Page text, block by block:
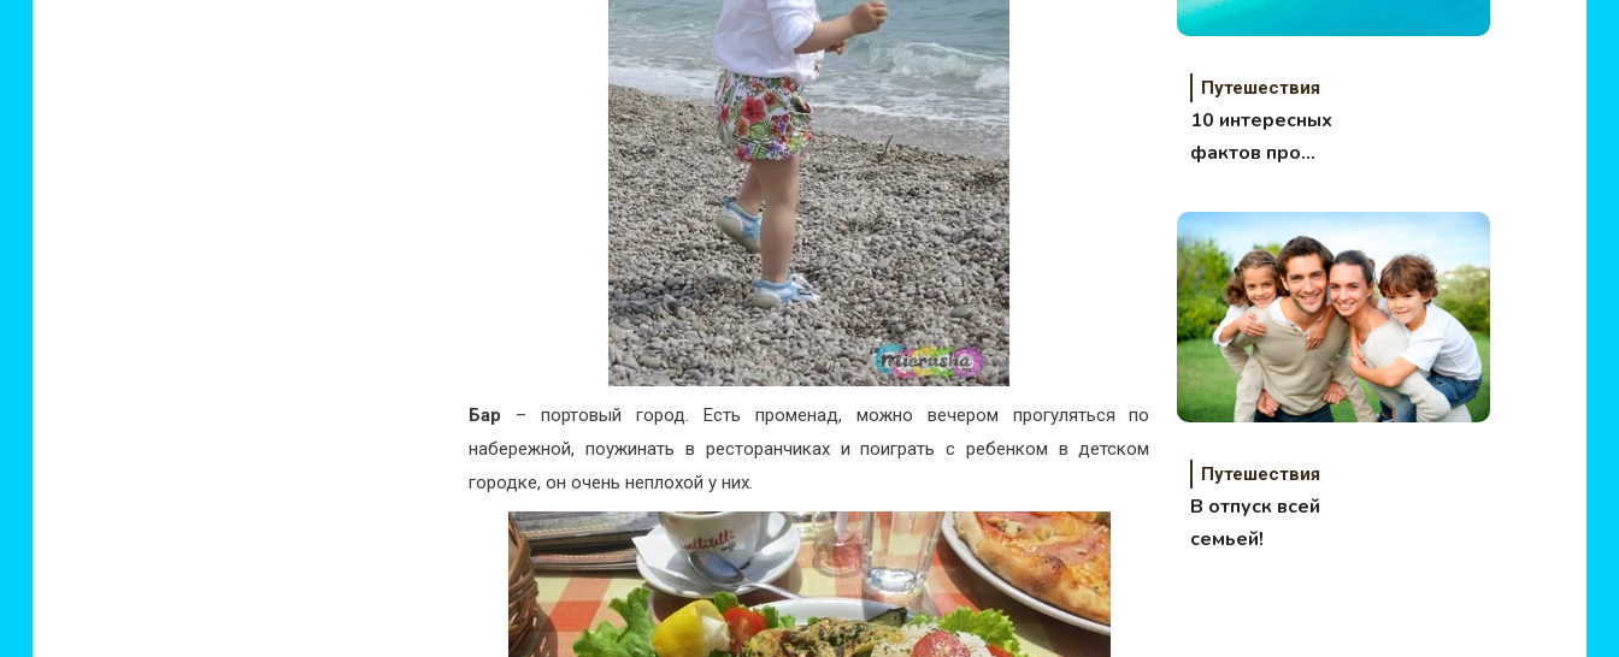
Бар – портовый город. Есть променад, можно вечером прогуляться по
набережной, поужинать в ресторанчиках и поиграть с ребенком в детском
городке, он очень неплохой у них.
Путешествия
10 интересных
фактов про
Путешествия
В отпуск всей
семьей!